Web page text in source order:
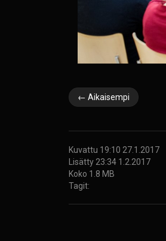
← Aikaisempi
Kuvattu 19:10 27.1.2017
Lisätty 23:34 1.2.2017
Koko 1.8 MB
Tagit: